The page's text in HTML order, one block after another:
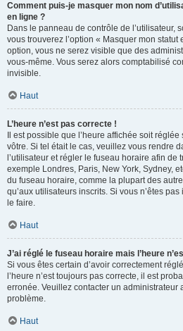
Comment puis-je masquer mon nom
en ligne ?
Dans le panneau de contrôle de l’utilisateur,
vous trouverez l’option « Masquer mon statut
option, vous ne serez visible que des
vous-même. Vous serez alors comptabilisé
invisible.
Haut
L’heure n’est pas correcte !
Il est possible que l’heure affichée soit
vôtre. Si tel était le cas, veuillez vous rendre
l’utilisateur et régler le fuseau horaire afin
exemple Londres, Paris, New York, Sydney,
du fuseau horaire, comme la plupart des
qu’aux utilisateurs inscrits. Si vous n’êtes pas
le faire.
Haut
J’ai réglé le fuseau horaire mais l’heure
Si vous êtes certain d’avoir correctement
l’heure n’est toujours pas correcte, il est
erronée. Veuillez contacter un administrateur
problème.
Haut